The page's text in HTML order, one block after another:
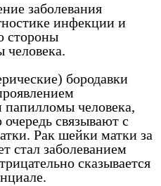
заболевания
инфекции и
стороны
человека.
бородавки
человека,
связывают с
Рак шейки матки за
стал заболеванием
сказывается